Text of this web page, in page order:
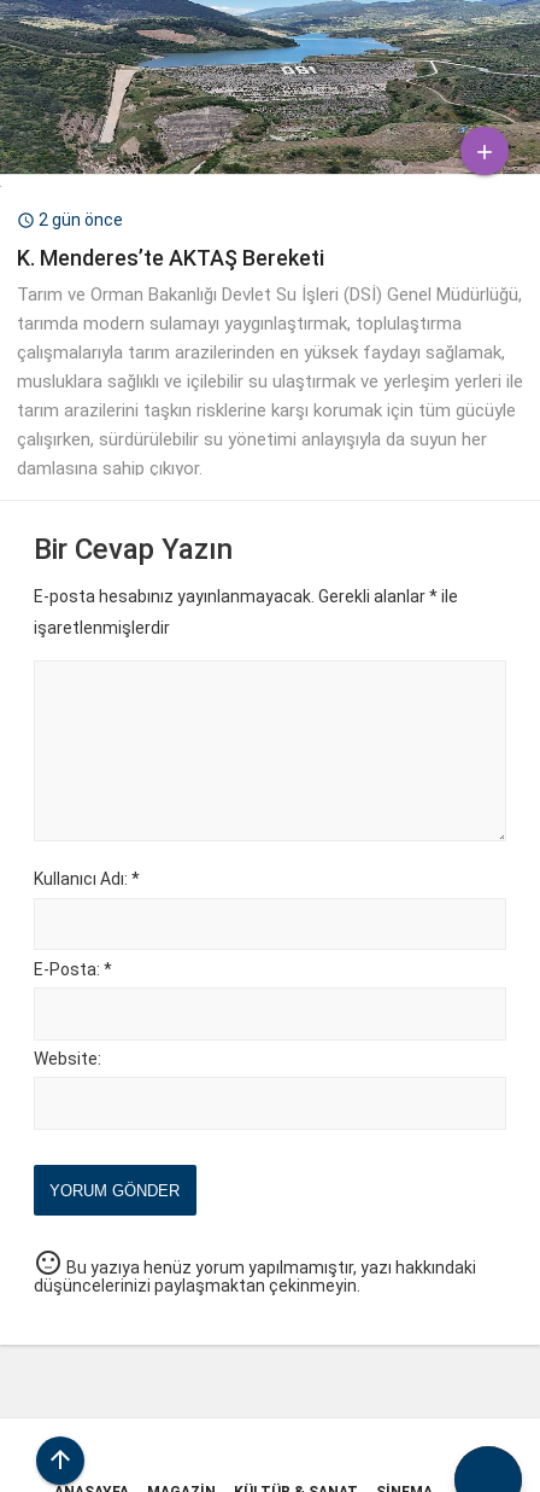

 2 gün önce
K. Menderes’te AKTAŞ Bereketi
Tarım ve Orman Bakanlığı Devlet Su İşleri (DSİ) Genel Müdürlüğü,
tarımda modern sulamayı yaygınlaştırmak, toplulaştırma
çalışmalarıyla tarım arazilerinden en yüksek faydayı sağlamak,
musluklara sağlıklı ve içilebilir su ulaştırmak ve yerleşim yerleri ile
tarım arazilerini taşkın risklerine karşı korumak için tüm gücüyle
çalışırken, sürdürülebilir su yönetimi anlayışıyla da suyun her
damlasına sahip çıkıyor.
Bir Cevap Yazın
E-posta hesabınız yayınlanmayacak. Gerekli alanlar*ile
işaretlenmişlerdir
Kullanıcı Adı: *
E-Posta: *
Website:
YORUM GÖNDER
sentiment_neutral Bu yazıya henüz yorum yapılmamıştır, yazı hakkındaki
düşüncelerinizi paylaşmaktan çekinmeyin.
